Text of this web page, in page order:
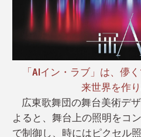
「AIイン・ラブ」は、儚
来世界を作り
広東歌舞団の舞台美術デ
よると、舞台上の照明をコ
で制御し、時にはピクセル